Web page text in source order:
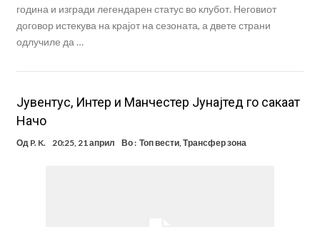
година и изгради легендарен статус во клубот. Неговиот
договор истекува на крајот на сезоната, а двете страни
одлучиле да …
Јувентус, Интер и Манчестер Јунајтед го сакаат
Начо
Од P. K. 20:25, 21 април Во : Топ вести,Трансфер зона